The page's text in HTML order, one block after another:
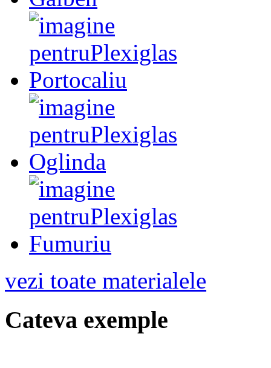
vezi toate materialele
Cateva exemple